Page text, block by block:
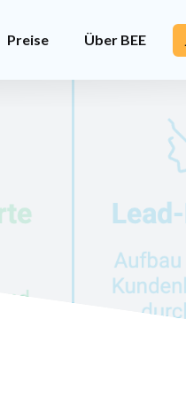
Preise Über BEE